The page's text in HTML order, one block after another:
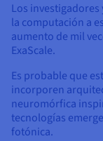
Los
la computación a
aumento de mil
ExaScale.
Es probable que
incorporen
neuromórfica
tecnologías
fotónica.